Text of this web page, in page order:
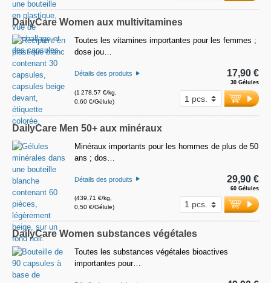
DailyCare Women aux multivitamines
Toutes les vitamines importantes pour les femmes ;
dose jou…
Détails des produits
(1 278,57 €/kg,
0,60 €/Gélule)
30 Gélules
17,90 €
DailyCare Men 50+ aux minéraux
Minéraux importants pour les hommes de plus de 50
ans ; dos…
Détails des produits
(439,71 €/kg,
0,50 €/Gélule)
60 Gélules
29,90 €
DailyCare Women substances végétales
Toutes les substances végétales bioactives
importantes pour…